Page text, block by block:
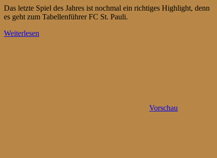
Das letzte Spiel des Jahres ist nochmal ein richtiges Highlight, denn
es geht zum Tabellenführer FC St. Pauli.
Weiterlesen
Vorschau